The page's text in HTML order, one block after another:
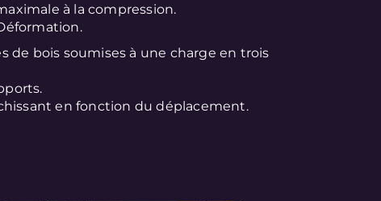
à la compression.
de bois soumises à une charge en trois
en fonction du déplacement.